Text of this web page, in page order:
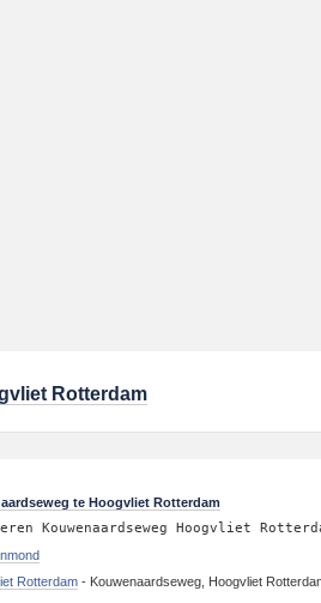
Rotterdam
te Hoogvliet Rotterdam
Kouwenaardseweg Hoogvliet
Rotterdam - Kouwenaardseweg, Hoogvliet